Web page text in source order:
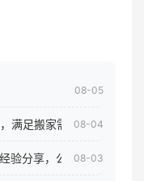
08-05
满足搬家需求！
08-04
验分享，公司员工电脑核
08-03